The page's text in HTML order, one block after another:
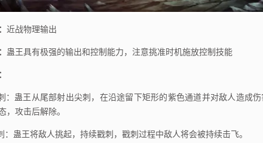
近战物理输出
蛊王具有极强的输出和控制能力，注意挑准时机施放控制技能
蛊王从尾部射出尖刺，在沿途留下矩形的紫色通道并对敌人造成伤
，攻击后解除。
蛊王将敌人挑起，持续戳刺，戳刺过程中敌人将会被持续击飞。